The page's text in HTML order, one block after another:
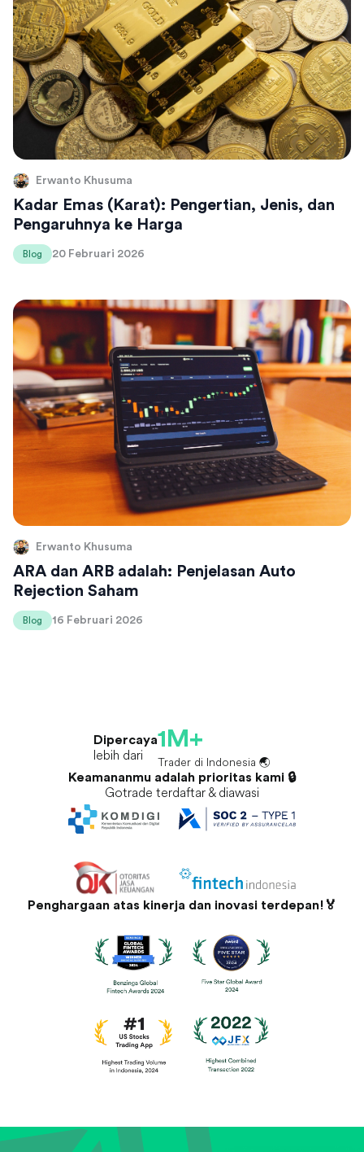
Erwanto Khusuma
Kadar Emas (Karat): Pengertian, Jenis, dan
Pengaruhnya ke Harga
Blog 20 Februari 2026
Erwanto Khusuma
ARA dan ARB adalah: Penjelasan Auto
Rejection Saham
Blog 16 Februari 2026
Dipercaya
lebih dari
1M+
Trader di Indonesia 🌏
Keamananmu adalah prioritas kami 🔒
Gotrade terdaftar & diawasi
Penghargaan atas kinerja dan inovasi terdepan!🏅